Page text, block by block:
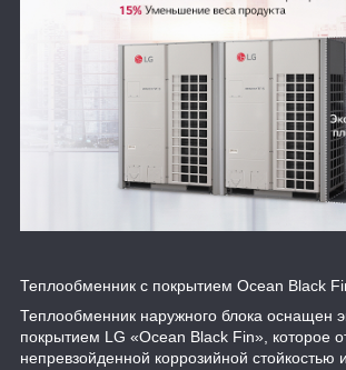
Теплообменник с покрытием Ocean Black
Теплообменник наружного блока оснащен
покрытием LG «Ocean Black Fin», которое
непревзойденной коррозийной стойкостью